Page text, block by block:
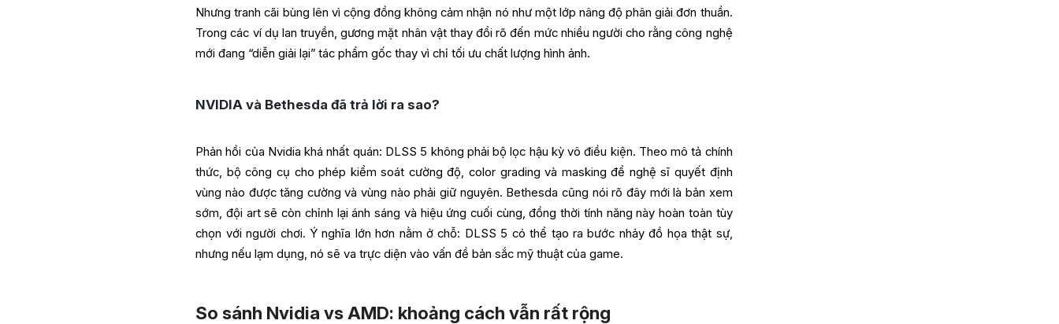
Nhưng tranh cãi bùng lên vì cộng đồng không cảm nhận nó như một lớp nâng độ phân giải đơn thuần.
Trong các ví dụ lan truyền, gương mặt nhân vật thay đổi rõ đến mức nhiều người cho rằng công nghệ
mới đang “diễn giải lại” tác phẩm gốc thay vì chỉ tối ưu chất lượng hình ảnh.
NVIDIA và Bethesda đã trả lời ra sao?
Phản hồi của Nvidia khá nhất quán: DLSS 5 không phải bộ lọc hậu kỳ vô điều kiện. Theo mô tả chính
thức, bộ công cụ cho phép kiểm soát cường độ, color grading và masking để nghệ sĩ quyết định
vùng nào được tăng cường và vùng nào phải giữ nguyên. Bethesda cũng nói rõ đây mới là bản xem
sớm, đội art sẽ còn chỉnh lại ánh sáng và hiệu ứng cuối cùng, đồng thời tính năng này hoàn toàn tùy
chọn với người chơi. Ý nghĩa lớn hơn nằm ở chỗ: DLSS 5 có thể tạo ra bước nhảy đồ họa thật sự,
nhưng nếu lạm dụng, nó sẽ va trực diện vào vấn đề bản sắc mỹ thuật của game.
So sánh Nvidia vs AMD: khoảng cách vẫn rất rộng